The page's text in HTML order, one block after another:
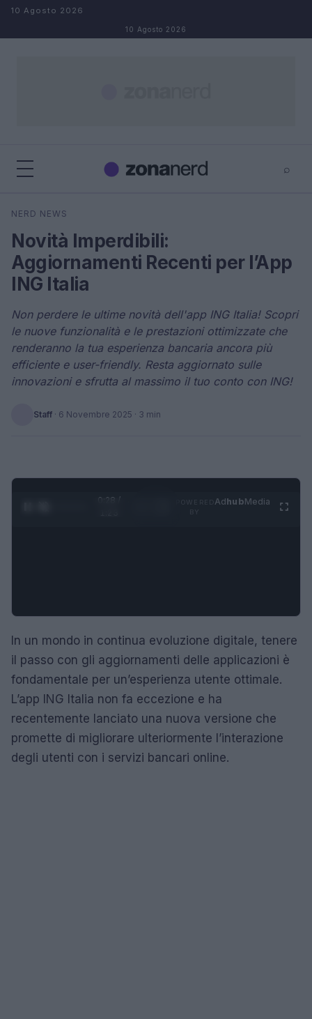
Salta al contenuto
10 Agosto 2026
10 Agosto 2026
⌕
Cerca
NERD NEWS
Novità Imperdibili:
Aggiornamenti Recenti per l’App
ING Italia
Non perdere le ultime novità dell'app ING Italia! Scopri
le nuove funzionalità e le prestazioni ottimizzate che
renderanno la tua esperienza bancaria ancora più
efficiente e user-friendly. Resta aggiornato sulle
innovazioni e sfrutta al massimo il tuo conto con ING!
Staff · 6 Novembre 2025 · 3 min
0:28 /
AdhubMedia
In un mondo in continua evoluzione digitale, tenere
il passo con gli aggiornamenti delle applicazioni è
fondamentale per un’esperienza utente ottimale.
L’app ING Italia non fa eccezione e ha
recentemente lanciato una nuova versione che
promette di migliorare ulteriormente l’interazione
degli utenti con i servizi bancari online.